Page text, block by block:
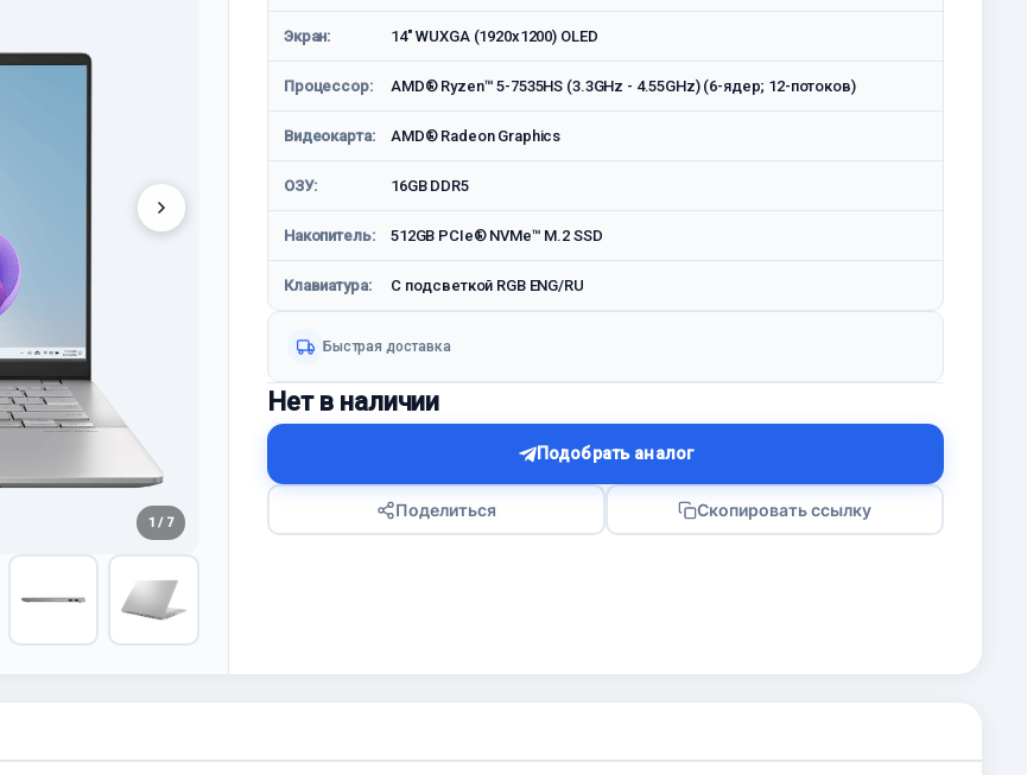
1 / 7
Экран: 14" WUXGA (1920x1200) OLED
Процессор: AMD® Ryzen™ 5-7535HS (3.3GHz - 4.55GHz) (6-ядер; 12-потоков)
Видеокарта: AMD® Radeon Graphics
ОЗУ: 16GB DDR5
Накопитель: 512GB PCIe® NVMe™ M.2 SSD
Клавиатура: С подсветкой RGB ENG/RU
Быстрая доставка
Нет в наличии
Подобрать аналог
Поделиться Скопировать ссылку